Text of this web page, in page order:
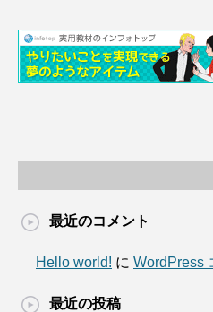
最近のコメント
Hello world! に WordPress
最近の投稿